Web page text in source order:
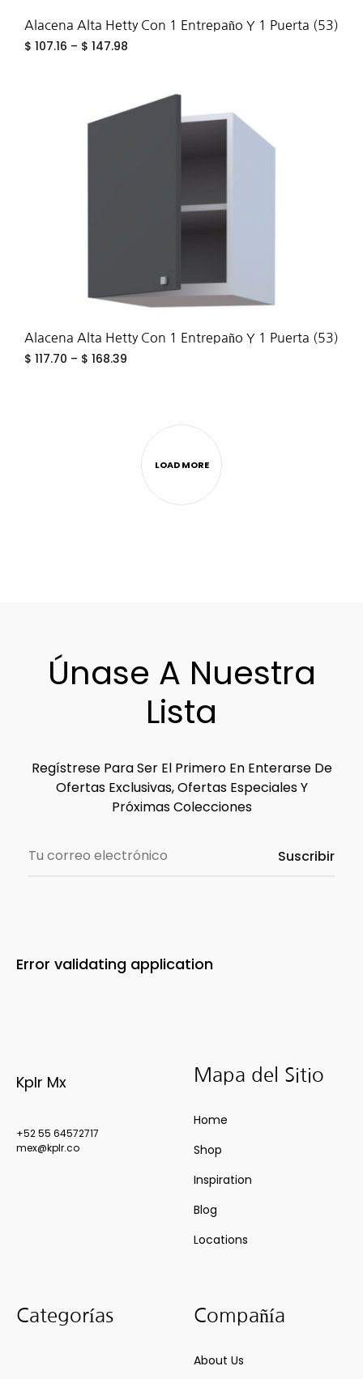
Alacena Alta Hetty Con 1 Entrepaño Y 1 Puerta (53)
$ 107.16 – $ 147.98
Alacena Alta Hetty Con 1 Entrepaño Y 1 Puerta (53)
$ 117.70 – $ 168.39
LOAD MORE
Únase A Nuestra
Lista
Regístrese Para Ser El Primero En Enterarse De
Ofertas Exclusivas, Ofertas Especiales Y
Próximas Colecciones
Error validating application
Kplr Mx
+52 55 64572717
mex@kplr.co
Mapa del Sitio
Home
Shop
Inspiration
Blog
Locations
Categorías Compañía
About Us